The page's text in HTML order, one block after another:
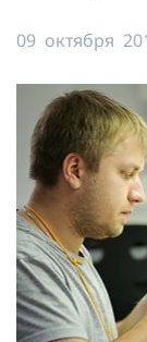
09 октября